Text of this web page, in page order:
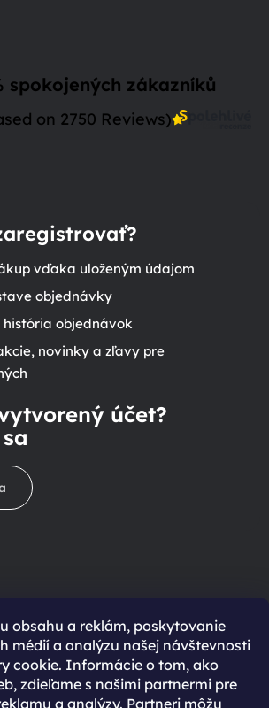
obsahu a reklám, poskytovanie
médií a analýzu našej návštevnosti
cookie. Informácie o tom, ako
zdieľame s našimi partnermi pre
a analýzy. Partneri môžu
spokojených zákazníků
on 2750 Reviews)
vďaka uloženým údajom
objednávky
história objednávok
novinky a zľavy pre
účet?
účet?
uloženým údajom